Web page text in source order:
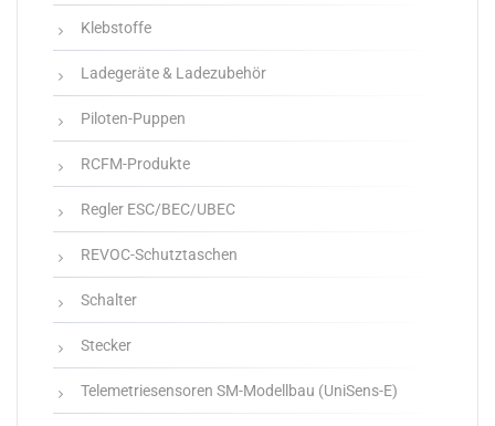
Klebstoffe
Ladegeräte & Ladezubehör
Piloten-Puppen
RCFM-Produkte
Regler ESC/BEC/UBEC
REVOC-Schutztaschen
Schalter
Stecker
Telemetriesensoren SM-Modellbau (UniSens-E)